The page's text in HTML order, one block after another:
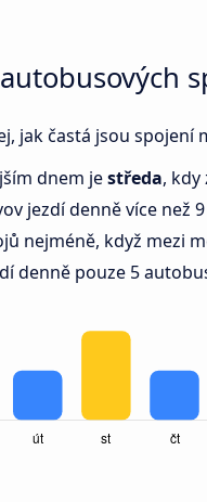
jak častá jsou spojení
dnem jestředa, kdy
jezdí denně více než
nejméně, když mezi
denně pouze 5